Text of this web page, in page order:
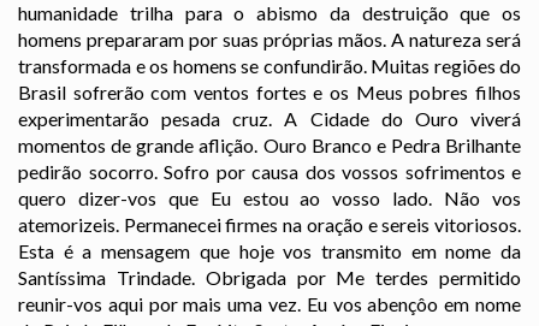
humanidade trilha para o abismo da destruição que os
homens prepararam por suas próprias mãos. A natureza será
transformada e os homens se confundirão. Muitas regiões do
Brasil sofrerão com ventos fortes e os Meus pobres filhos
experimentarão pesada cruz. A Cidade do Ouro viverá
momentos de grande aflição. Ouro Branco e Pedra Brilhante
pedirão socorro. Sofro por causa dos vossos sofrimentos e
quero dizer-vos que Eu estou ao vosso lado. Não vos
atemorizeis. Permanecei firmes na oração e sereis vitoriosos.
Esta é a mensagem que hoje vos transmito em nome da
Santíssima Trindade. Obrigada por Me terdes permitido
reunir-vos aqui por mais uma vez. Eu vos abençôo em nome